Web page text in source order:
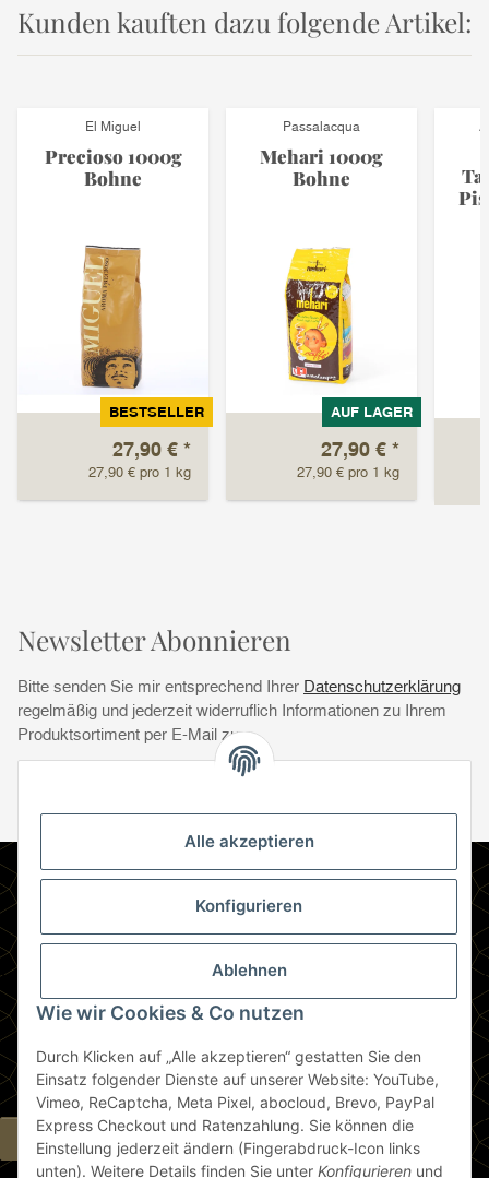
Alle akzeptieren
Konfigurieren
Ablehnen
Wie wir Cookies & Co nutzen
Durch Klicken auf „Alle akzeptieren“ gestatten Sie den
Einsatz folgender Dienste auf unserer Website: YouTube,
Vimeo, ReCaptcha, Meta Pixel, abocloud, Brevo, PayPal
Express Checkout und Ratenzahlung. Sie können die
Einstellung jederzeit ändern (Fingerabdruck-Icon links
unten). Weitere Details finden Sie unter Konfigurieren und
Kunden kauften dazu folgende Artikel:
El Miguel
Precioso 1000g
Bohne
BESTSELLER
27,90 € *
27,90 € pro 1 kg
Passalacqua
Mehari 1000g
Bohne
AUF LAGER
27,90 € *
27,90 € pro 1 kg
Newsletter Abonnieren
Bitte senden Sie mir entsprechend Ihrer Datenschutzerklärung
regelmäßig und jederzeit widerruflich Informationen zu Ihrem
Produktsortiment per E-Mail zu.
Newsletter Abonnieren
Gesetzliche Informationen
Zahlungsmethoden
Berlin
Widerrufsbutton